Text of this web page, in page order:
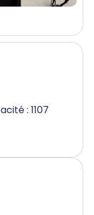
: 1107